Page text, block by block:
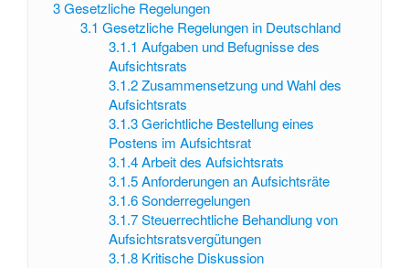
3Gesetzliche Regelungen
3.1 Gesetzliche Regelungen in Deutschland
3.1.1 Aufgaben und Befugnisse des
Aufsichtsrats
3.1.2 Zusammensetzung und Wahl des
Aufsichtsrats
3.1.3 Gerichtliche Bestellung eines
Postens im Aufsichtsrat
3.1.4 Arbeit des Aufsichtsrats
3.1.5 Anforderungen an Aufsichtsräte
3.1.6 Sonderregelungen
3.1.7 Steuerrechtliche Behandlung von
Aufsichtsratsvergütungen
3.1.8 Kritische Diskussion